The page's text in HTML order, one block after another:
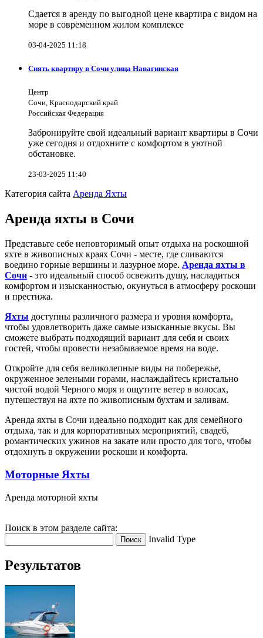
Сдается в аренду по выгодной цене квартира с видом на
море в современном жилом комплексе
03-04-2025 11:18
Снять квартиру в Сочи улица Навагинская
Центр
Сочи, Краснодарский край
Российская Федерация
Забронируйте свой идеальный вариант квартиры в Сочи
уже сегодня и отдохните с комфортом в уютной
обстановке.
23-03-2025 11:40
Категория сайта Аренда Яхты
Аренда яхты в Сочи
Представьте себе неповторимый опыт отдыха на роскошной
яхте в живописных краях Сочи - месте, где сливаются
воедино горные вершины и лазурное море. Аренда яхты в
Сочи - это идеальный способ освежить душу, насладиться
комфортом и изысканностью, окунуться в атмосферу роскоши
и престижа.
Яхты доступны различного размера и уровня комфорта,
чтобы удовлетворить даже самые изысканные вкусы. Вы
сможете выбрать подходящий вариант для себя и своих
гостей, чтобы провести незабываемое время на воде.
Откройте для себя великолепные виды на побережье,
окруженное зелеными горами, наслаждайтесь кристально
чистой водой Черного моря и ощутите ветер в волосах,
путешествуя на яхте по живописным бухтам и заливам.
Аренда яхты в Сочи идеально подходит как для семейного
отдыха, так и для корпоративных мероприятий, свадеб,
романтических ужинов на закате или просто для того, чтобы
отдохнуть в окружении роскоши и комфорта.
Моторные Яхты
Аренда моторной яхты
Поиск в этом разделе сайта:
Поиск Invalid Type
Результатов